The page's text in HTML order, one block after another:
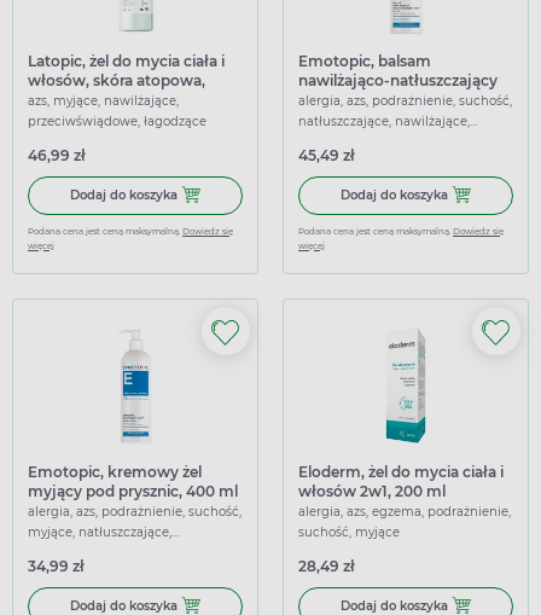
Latopic, żel do mycia ciała i
włosów, skóra atopowa,
sucha, 400 ml
azs, myjące, nawilżające,
przeciwświądowe, łagodzące
46,99 zł
Dodaj do koszyka Dodaj do koszyka Latopic, żel do mycia ciała i włosów,
Podana cena jest ceną maksymalną. Dowiedz się
więcej
Emotopic, balsam
nawilżająco-natłuszczający
do codziennego stosowania,
400 ml
alergia, azs, podrażnienie, suchość,
natłuszczające, nawilżające,
45,49 zł
Dodaj do koszyka Dodaj do
Podana cena jest ceną maksymalną. Dowiedz się
więcej
Emotopic, kremowy żel
myjący pod prysznic, 400 ml
alergia, azs, podrażnienie, suchość,
myjące, natłuszczające,
przeciwświądowe, łagodzące
34,99 zł
Dodaj do koszyka Dodaj do koszyka Emotopic, kremowy żel myjący pod
Eloderm, żel do mycia ciała i
włosów 2w1, 200 ml
alergia, azs, egzema, podrażnienie,
suchość, myjące
28,49 zł
Dodaj do koszyka Dodaj do